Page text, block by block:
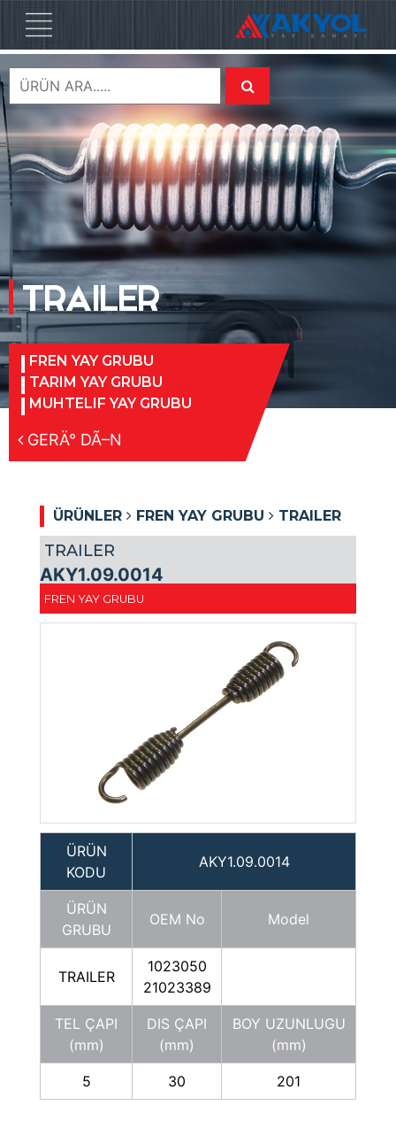
TRAILER
FREN YAY GRUBU
TARIM YAY GRUBU
MUHTELIF YAY GRUBU
GERÄ° DÃ–N
ÜRÜNLER FREN YAY GRUBU TRAILER
TRAILER
AKY1.09.0014
FREN YAY GRUBU
ÜRÜN
KODU
AKY1.09.0014
ÜRÜN
GRUBU
OEM No Model
TRAILER
1023050
21023389
TEL ÇAPI
(mm)
DIS ÇAPI
(mm)
BOY UZUNLUGU
(mm)
5 30 201